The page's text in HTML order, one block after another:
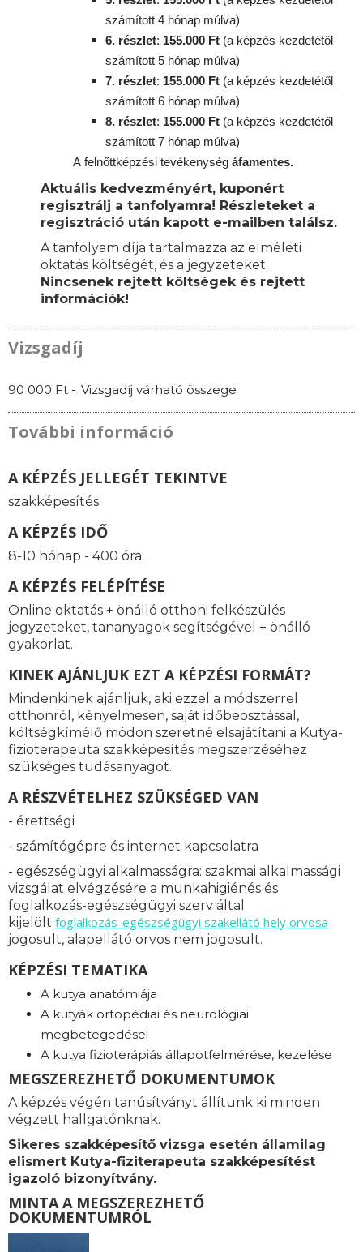
számított 4 hónap múlva)
6. részlet: 155.000 Ft (a képzés kezdetétől
számított 5 hónap múlva)
7. részlet: 155.000 Ft (a képzés kezdetétől
számított 6 hónap múlva)
8. részlet: 155.000 Ft (a képzés kezdetétől
számított 7 hónap múlva)
A felnőttképzési tevékenység áfamentes.
Aktuális kedvezményért, kuponért
regisztrálj a tanfolyamra! Részleteket a
regisztráció után kapott e-mailben találsz.
A tanfolyam díja tartalmazza az elméleti
oktatás költségét, és a jegyzeteket.
Nincsenek rejtett költségek és rejtett
információk!
Vizsgadíj
90 000 Ft - Vizsgadíj várható összege
További információ
A KÉPZÉS JELLEGÉT TEKINTVE
szakképesítés
A KÉPZÉS IDŐ
8-10 hónap - 400 óra.
A KÉPZÉS FELÉPÍTÉSE
Online oktatás + önálló otthoni felkészülés
jegyzeteket, tananyagok segítségével + önálló
gyakorlat.
KINEK AJÁNLJUK EZT A KÉPZÉSI FORMÁT?
Mindenkinek ajánljuk, aki ezzel a módszerrel
otthonról, kényelmesen, saját időbeosztással,
költségkímélő módon szeretné elsajátítani a Kutya-
fizioterapeuta szakképesítés megszerzéséhez
szükséges tudásanyagot.
A RÉSZVÉTELHEZ SZÜKSÉGED VAN
- érettségi
- számítógépre és internet kapcsolatra
- egészségügyi alkalmasságra: szakmai alkalmassági
vizsgálat elvégzésére a munkahigiénés és
foglalkozás-egészségügyi szerv által
kijelölt foglalkozás-egészségügyi szakellátó hely orvosa
jogosult, alapellátó orvos nem jogosult.
KÉPZÉSI TEMATIKA
A kutya anatómiája
A kutyák ortopédiai és neurológiai
megbetegedései
A kutya fizioterápiás állapotfelmérése, kezelése
MEGSZEREZHETŐ DOKUMENTUMOK
A képzés végén tanúsítványt állítunk ki minden
végzett hallgatónknak.
Sikeres szakképesítő vizsga esetén államilag
elismert Kutya-fiziterapeuta szakképesítést
igazoló bizonyítvány.
MINTA A MEGSZEREZHETŐ
DOKUMENTUMRÓL